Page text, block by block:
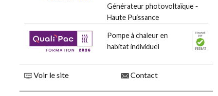
Générateur photovoltaïque -
Haute Puissance
Pompe à chaleur en
habitat individuel
Voir le site Contact